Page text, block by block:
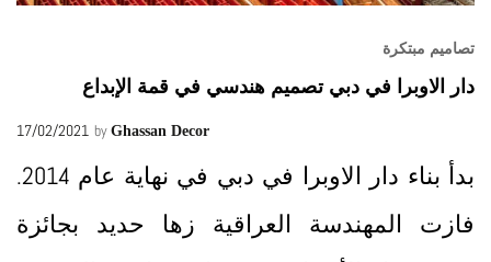
تصاميم مبتكرة
دار الاوبرا في دبي تصميم هندسي في قمة الإبداع
17/02/2021 by Ghassan Decor
بدأ بناء دار الاوبرا في دبي في نهاية عام 2014.
فازت المهندسة العراقية زها حديد بجائزة